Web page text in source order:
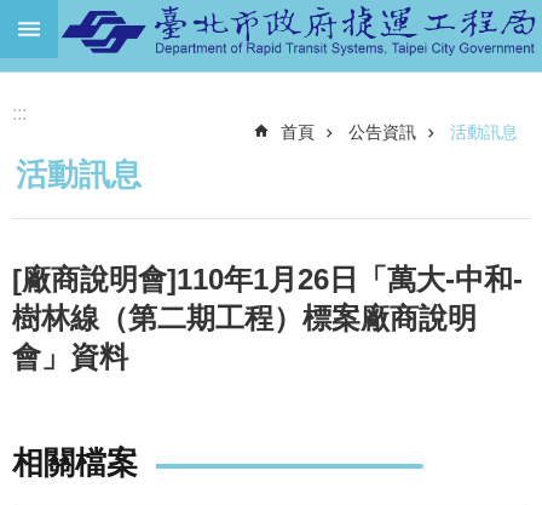
跳到主要內容區塊
階
尋
介
紹
捷
運
土
:::
首頁 公告資訊 活動訊息
活動訊息
[廠商說明會]110年1月26日「萬大-中和-
樹林線（第二期工程）標案廠商說明
會」資料
相關檔案